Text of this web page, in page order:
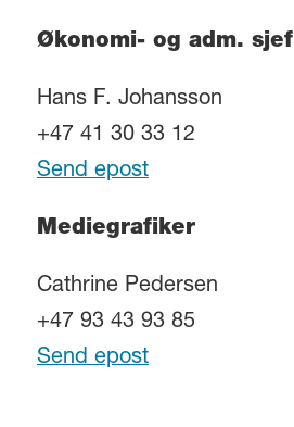
Økonomi- og adm. sjef
Hans F. Johansson
+47 41 30 33 12
Send epost
Mediegrafiker
Cathrine Pedersen
+47 93 43 93 85
Send epost